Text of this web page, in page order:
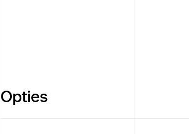
Opties